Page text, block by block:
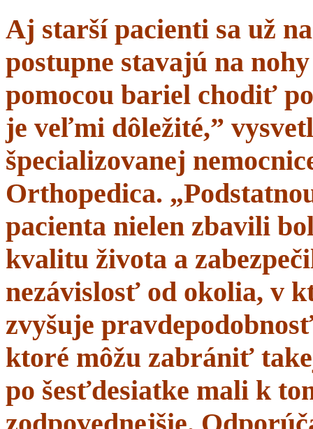
Aj starší pacienti sa už
postupne stavajú na
pomocou bariel chodiť
je veľmi dôležité,”
špecializovanej
Orthopedica.
pacienta nielen zbavili
kvalitu života a
nezávislosť od okolia, v
zvyšuje
ktoré môžu zabrániť
po šesťdesiatke mali k